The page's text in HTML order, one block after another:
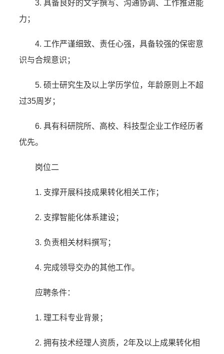
3. 具备良好的文字撰写、沟通协调、工作推进能
力；
4. 工作严谨细致、责任心强，具备较强的保密意
识与合规意识；
5. 硕士研究生及以上学历学位，年龄原则上不超
过35周岁；
6. 具有科研院所、高校、科技型企业工作经历者
优先。
岗位二
1. 支撑开展科技成果转化相关工作；
2. 支撑智能化体系建设；
3. 负责相关材料撰写；
4. 完成领导交办的其他工作。
应聘条件：
1. 理工科专业背景；
2. 拥有技术经理人资质，2年及以上成果转化相